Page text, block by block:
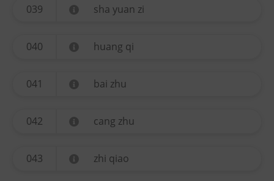
039 sha yuan zi
040 huang qi
041 bai zhu
042 cang zhu
043 zhi qiao